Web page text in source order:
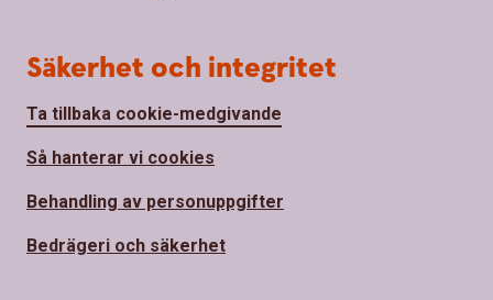
Säkerhet och integritet
Ta tillbaka cookie-medgivande
Så hanterar vi cookies
Behandling av personuppgifter
Bedrägeri och säkerhet